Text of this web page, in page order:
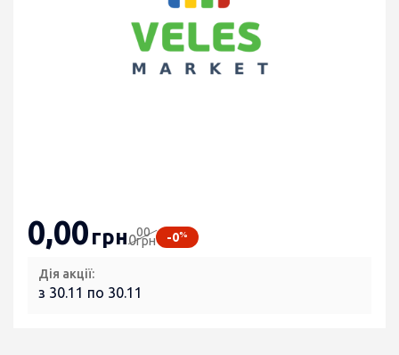
0,00грн000
грн -0%
Дія акції:
з 30.11 по 30.11